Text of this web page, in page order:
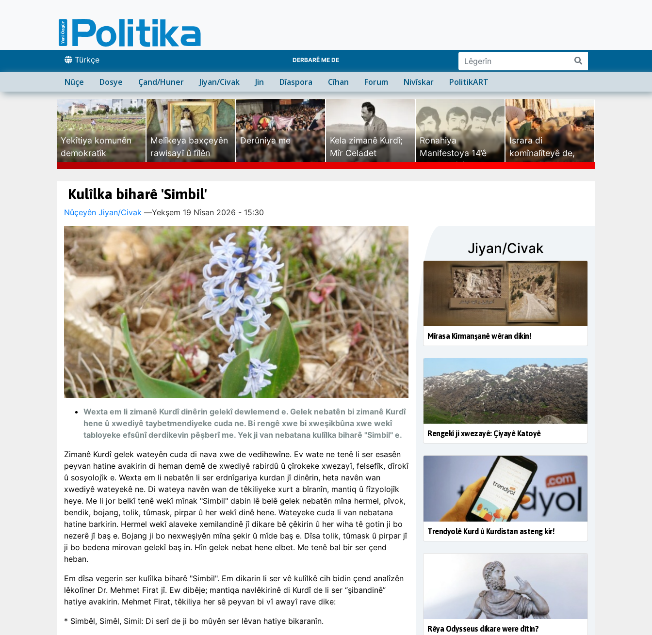
Türkçe DERBARÊ ME DE
Nûçe Dosye Çand/Huner Jiyan/Civak Jin Dîaspora Cîhan Forum Nivîskar PolitikART
Yekîtiya komunên
demokratîk
Melîkeya baxçeyên
rawisayî û fîlên
Derûniya me
Kela zimanê Kurdî;
Mîr Celadet
Ronahiya
Manifestoya 14’ê
Israra di
komînalîteyê de,
Kulîlka biharê 'Simbil'
Nûçeyên Jiyan/Civak —Yekşem 19 Nîsan 2026 - 15:30
Wexta em li zimanê Kurdî dinêrin gelekî dewlemend e. Gelek nebatên bi zimanê Kurdî
hene û xwediyê taybetmendiyeke cuda ne. Bi rengê xwe bi xweşikbûna xwe wekî
tabloyeke efsûnî derdikevin pêşberî me. Yek ji van nebatana kulîlka biharê "Simbil" e.
Zimanê Kurdî gelek wateyên cuda di nava xwe de vedihewîne. Ev wate ne tenê li ser esasên
peyvan hatine avakirin di heman demê de xwediyê rabirdû û çîrokeke xwezayî, felsefîk, dîrokî
û sosyolojîk e. Wexta em li nebatên li ser erdnîgariya kurdan jî dinêrin, heta navên wan
xwediyê wateyekê ne. Di wateya navên wan de têkiliyeke xurt a bîranîn, mantiq û fîzyolojîk
heye. Me li jor belkî tenê wekî mînak "Simbil" dabin lê belê gelek nebatên mîna hermel, pîvok,
bendik, bojang, tolik, tûmask, pirpar û her wekî dinê hene. Wateyeke cuda li van nebatana
hatine barkirin. Hermel wekî alaveke xemilandinê jî dikare bê çêkirin û her wiha tê gotin ji bo
nezerê jî baş e. Bojang ji bo nexweşiyên mîna şekir û mîde baş e. Dîsa tolik, tûmask û pirpar jî
ji bo bedena mirovan gelekî baş in. Hîn gelek nebat hene elbet. Me tenê bal bir ser çend
heban.
Em dîsa vegerin ser kulîlka biharê "Simbil". Em dikarin li ser vê kulîlkê cih bidin çend analîzên
lêkolîner Dr. Mehmet Firat jî. Ew dibêje; mantiqa navlêkirinê di Kurdî de li ser “şibandinê”
hatiye avakirin. Mehmet Firat, têkiliya her sê peyvan bi vî awayî rave dike:
* Simbêl, Simêl, Simil: Di serî de ji bo mûyên ser lêvan hatiye bikaranîn.
Jiyan/Civak
Mîrasa Kirmanşanê wêran dikin!
Rengekî ji xwezayê: Çiyayê Katoyê
Trendyolê Kurd û Kurdistan asteng kir!
Rêya Odysseus dikare were dîtin?